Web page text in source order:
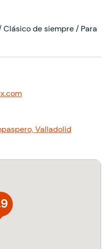
de siempre / Para
Valladolid